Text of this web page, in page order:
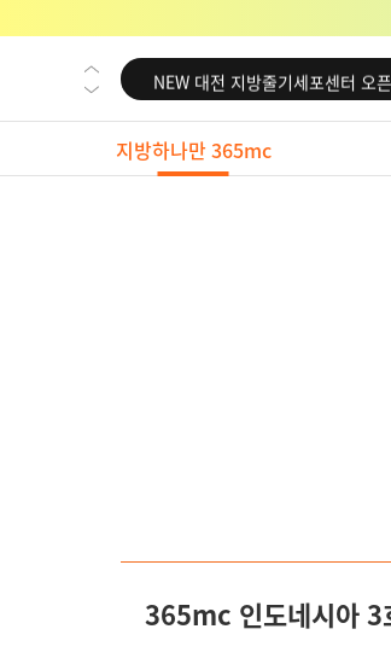
NEW 교대 지방줄기세포센터 오픈
NEW 대전 지방줄기세포센터 오픈
NEW 노원 지방줄기세포센터 오픈
NEW 미국 LA점 오픈
지방하나만 365mc
365mc 인도네시아 3